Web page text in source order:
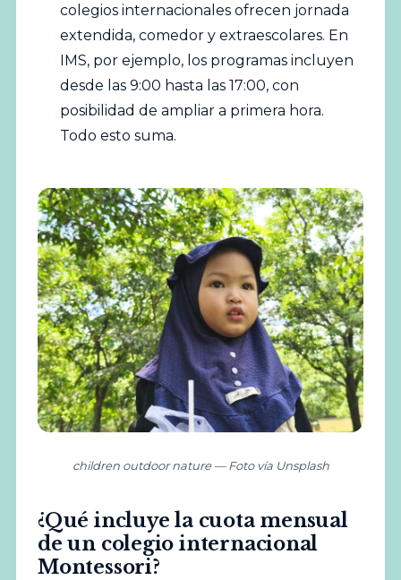
colegios internacionales ofrecen jornada
extendida, comedor y extraescolares. En
IMS, por ejemplo, los programas incluyen
desde las 9:00 hasta las 17:00, con
posibilidad de ampliar a primera hora.
Todo esto suma.
children outdoor nature — Foto vía Unsplash
¿Qué incluye la cuota mensual
de un colegio internacional
Montessori?